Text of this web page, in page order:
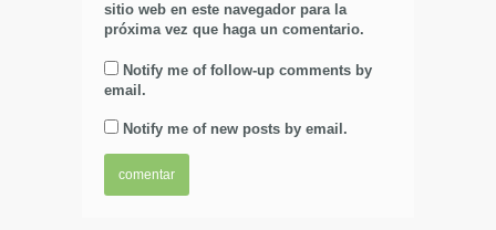
sitio web en este navegador para la
próxima vez que haga un comentario.
Notify me of follow-up comments by
email.
Notify me of new posts by email.